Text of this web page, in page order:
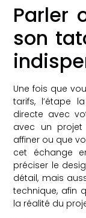
Parler
son
Une fois que
tarifs, l’étape
directe avec
avec un
affiner ou que
cet échange
préciser le
détail, mais
technique, afin
la réalité du